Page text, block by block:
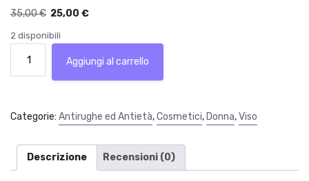
35,00€
p
o
r
i
25,00 €
p
r
o
t
2 disponibili
Detox
Siero
Notte
Detossinante
Rosmarino
Ed
Aggiungi al carrello
Categorie: Antirughe ed Antietà,Cosmetici, Donna,Viso
Descrizione Recensioni (0)